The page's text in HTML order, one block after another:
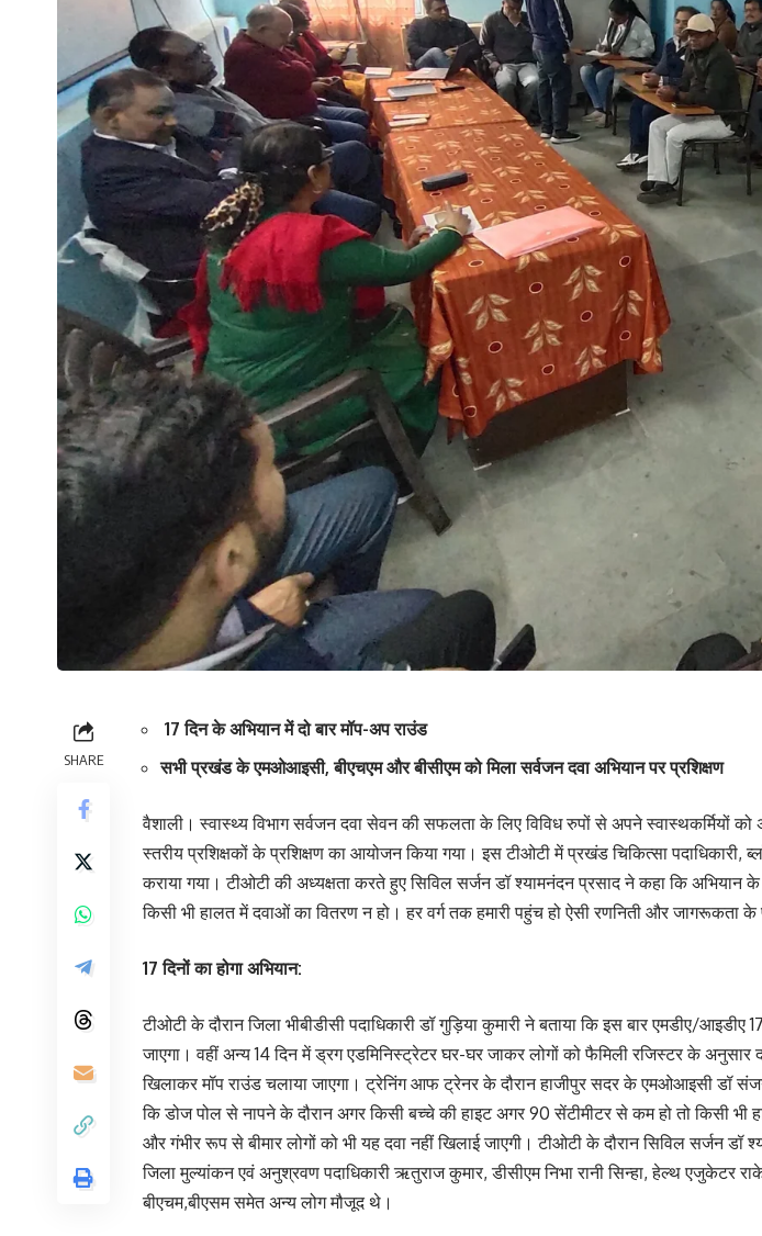
SHARE
17 दिन के अभियान में दो बार मॉप-अप राउंड
सभी प्रखंड के एमओआइसी, बीएचएम और बीसीएम को मिला सर्वजन दवा अभियान पर प्रशिक्षण
वैशाली। स्वास्थ्य विभाग सर्वजन दवा सेवन की सफलता के लिए विविध रुपों से अपने स्वास्थकर्मियों
स्तरीय प्रशिक्षकों के प्रशिक्षण का आयोजन किया गया। इस टीओटी में प्रखंड चिकित्सा
कराया गया। टीओटी की अध्यक्षता करते हुए सिविल सर्जन डॉ श्यामनंदन प्रसाद ने कहा कि
किसी भी हालत में दवाओं का वितरण न हो। हर वर्ग तक हमारी पहुंच हो ऐसी रणनिती और जागरूकता के
17 दिनों का होगा अभियान:
टीओटी के दौरान जिला भीबीडीसी पदाधिकारी डॉ गुड़िया कुमारी ने बताया​ कि इस बार एमडीए/
जाएगा। वहीं अन्य 14 दिन में ड्रग एडमिनिस्ट्रेटर घर-घर जाकर लोगों को फैमिली रजिस्टर के
खिलाकर मॉप राउंड चलाया जाएगा। ट्रेनिंग आफ ट्रेनर के दौरान हाजीपुर सदर के एमओआइसी डॉ
कि डोज पोल से नापने के दौरान अगर किसी बच्चे की हाइट अगर 90 सेंटीमीटर से कम हो तो किसी भी
और गंभीर रूप से बीमार लोगों को भी यह दवा नहीं खिलाई जाएगी। टीओटी के दौरान सिविल सर्जन
जिला मुल्यांकन एवं अनुश्रवण पदाधिकारी ऋतुराज कुमार, डीसीएम निभा रानी सिन्हा, हेल्थ
बीएचम,बीएसम समेत अन्य लोग मौजूद थे।